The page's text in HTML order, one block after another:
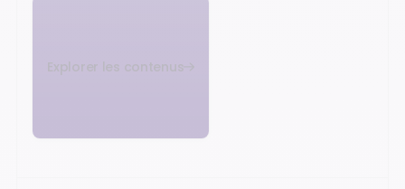
Explorer les contenus